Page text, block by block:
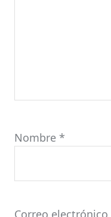
Nombre *
Correo electrónico